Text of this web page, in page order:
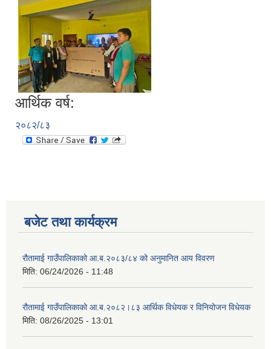
आर्थिक वर्ष:
२०८२/८३
बजेट तथा कार्यक्रम
रौतामाई गाउँपालिकाको आ.ब.२०८३/८४ को अनुमानित आय विवरण
मिति: 06/24/2026 - 11:48
रौतामाई गाउँपालिकाको आ.ब.२०८२।८३ आर्थिक विधेयक र विनियोजन विधेयक
मिति: 08/26/2025 - 13:01